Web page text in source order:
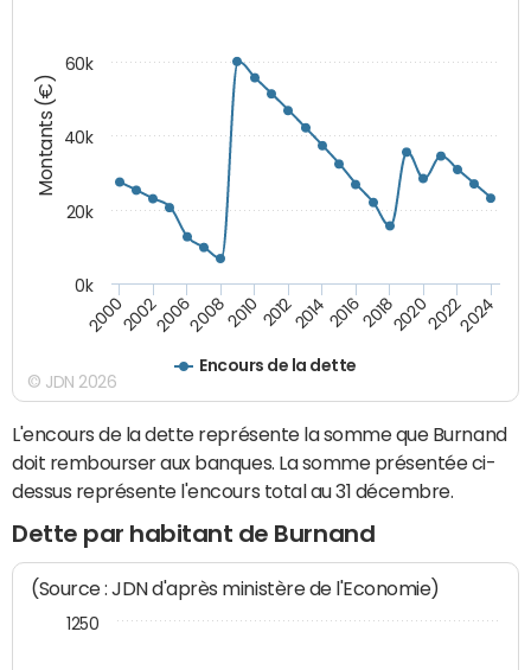
Montants (€)
Encours de la dette
20002002200620082010 2012201420162018202020222024
0k
20k
40k
60k
© JDN 2026
L'encours de la dette représente la somme que Burnand
doit rembourser aux banques. La somme présentée ci-
dessus représente l'encours total au 31 décembre.
Dette par habitant de Burnand
(Source : JDN d'après ministère de l'Economie)
1250